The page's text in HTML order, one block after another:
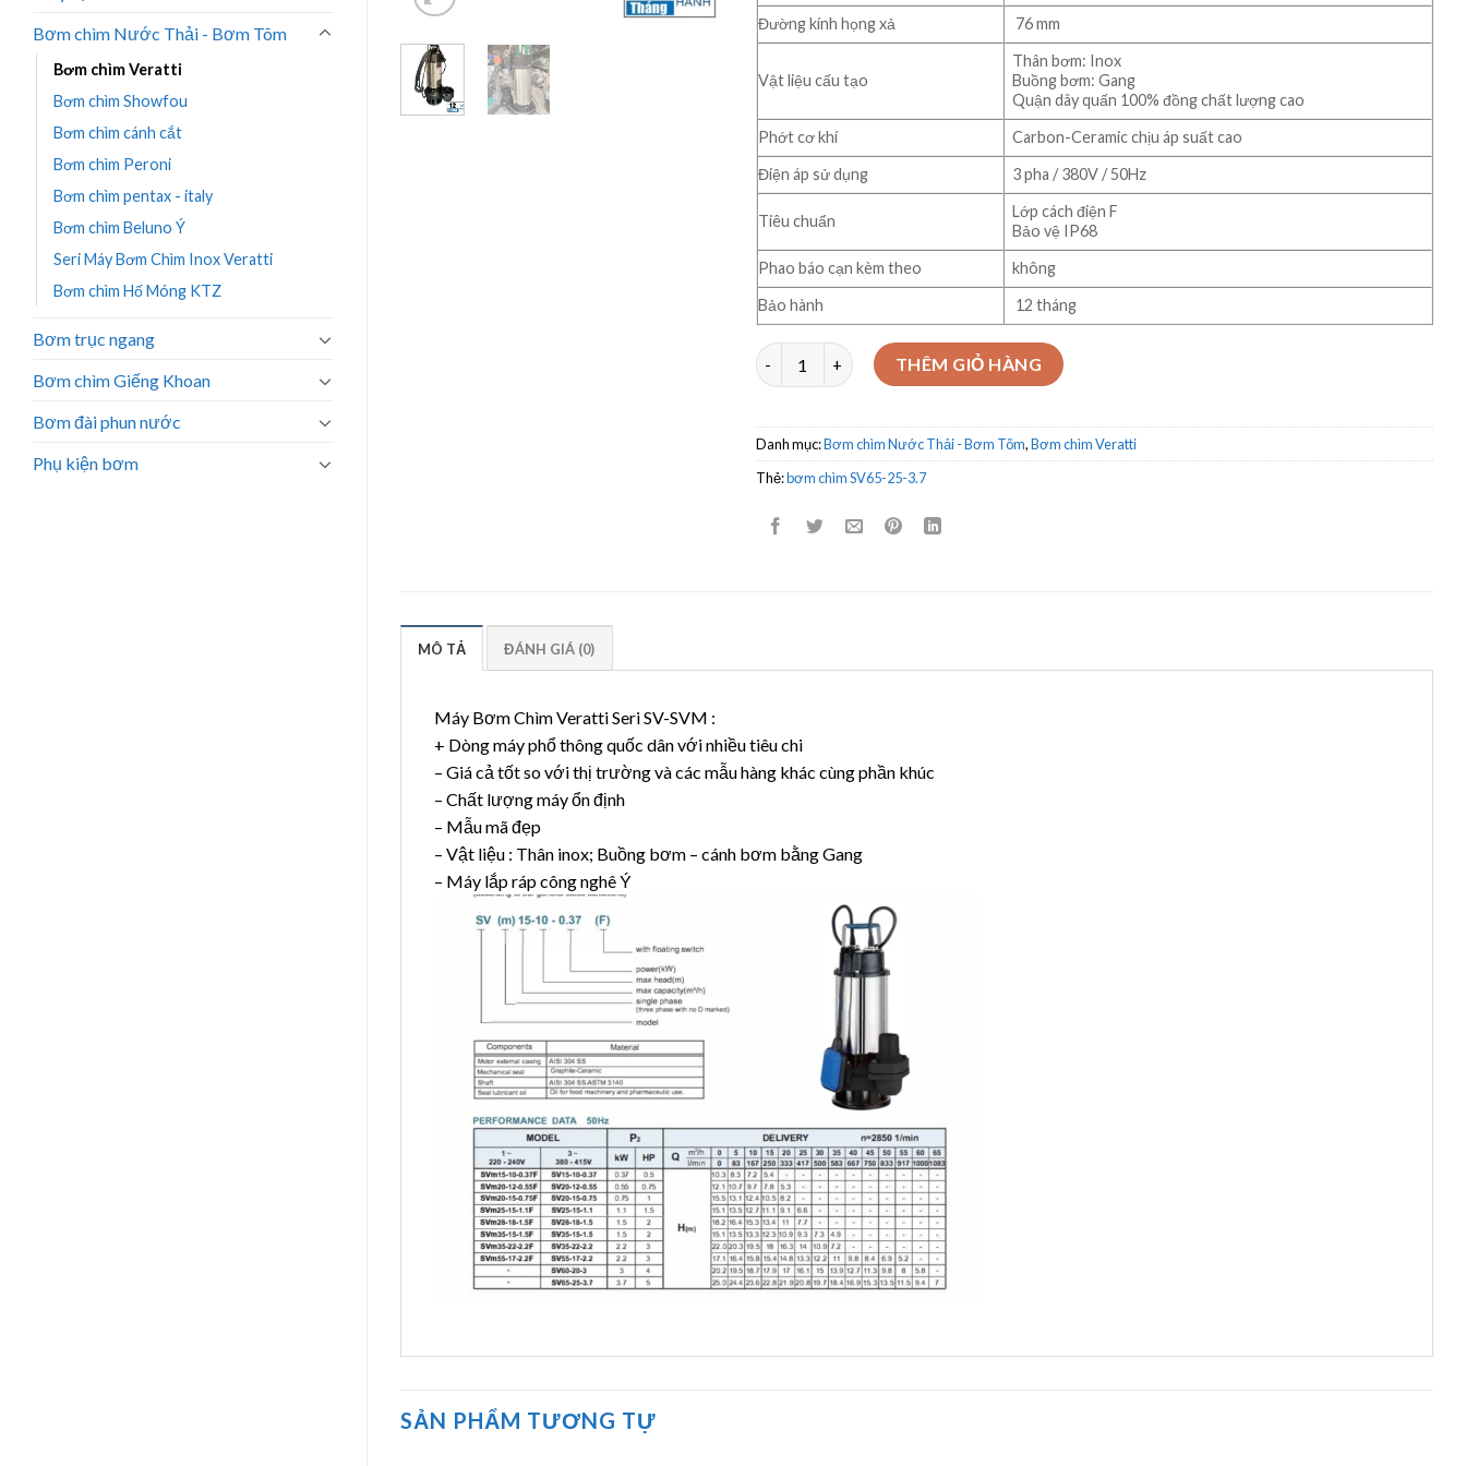
Bơm chìm Nước Thải - Bơm Tõm
Bơm chìm Veratti
Bơm chìm Showfou
Bơm chìm cánh cắt
Bơm chìm Peroni
Bơm chìm pentax - italy
Bơm chìm Beluno Ý
Seri Máy Bơm Chìm Inox Veratti
Bơm chìm Hố Móng KTZ
Bơm trục ngang
Bơm chìm Giếng Khoan
Bơm đài phun nước
Phụ kiện bơm
Đường kính họng xả
76 mm
Vật liệu cấu tạo
Thân bơm: Inox
Buồng bơm: Gang
Quận dây quấn 100% đồng chất lượng cao
Phớt cơ khí
Carbon-Ceramic chịu áp suất cao
Điện áp sử dụng
3 pha / 380V / 50Hz
Tiêu chuẩn
Lớp cách điện F
Bảo vệ IP68
Phao báo cạn kèm theo
không
Bảo hành
12 tháng
Bơm chìm nước thải Veratti Model SV65-25-3.7 số lượng
THÊM GIỎ HÀNG
Danh mục:Bơm chìm Nước Thải - Bơm Tõm,Bơm chìm Veratti
Thẻ:bơm chìm SV65-25-3.7
MÔ TẢ ĐÁNH GIÁ (0)
Máy Bơm Chìm Veratti Seri SV-SVM :
+ Dòng máy phổ thông quốc dân với nhiều tiêu chi
– Giá cả tốt so với thị trường và các mẫu hàng khác cùng phần khúc
– Chất lượng máy ổn định
– Mẫu mã đẹp
– Vật liệu : Thân inox; Buồng bơm – cánh bơm bằng Gang
– Máy lắp ráp công nghê Ý
SẢN PHẨM TƯƠNG TỰ